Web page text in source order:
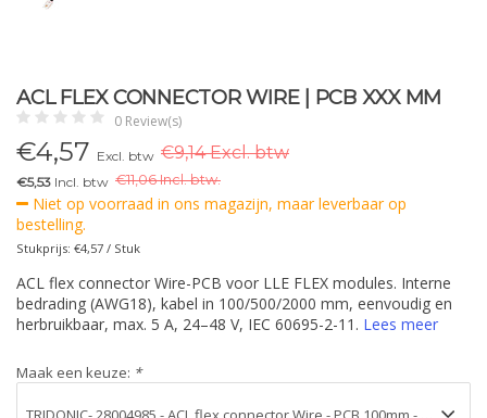
ACL FLEX CONNECTOR WIRE | PCB XXX MM
0 Review(s)
€4,57 Excl. btw €9,14 Excl. btw
€5,53 Incl. btw €11,06 Incl. btw.
Niet op voorraad in ons magazijn, maar leverbaar op
bestelling.
Stukprijs: €4,57 / Stuk
ACL flex connector Wire-PCB voor LLE FLEX modules. Interne
bedrading (AWG18), kabel in 100/500/2000 mm, eenvoudig en
herbruikbaar, max. 5 A, 24–48 V, IEC 60695-2-11. Lees meer
Maak een keuze: *